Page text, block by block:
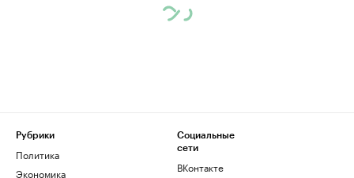
Рубрики
Политика
Экономика
Социальные
сети
ВКонтакте